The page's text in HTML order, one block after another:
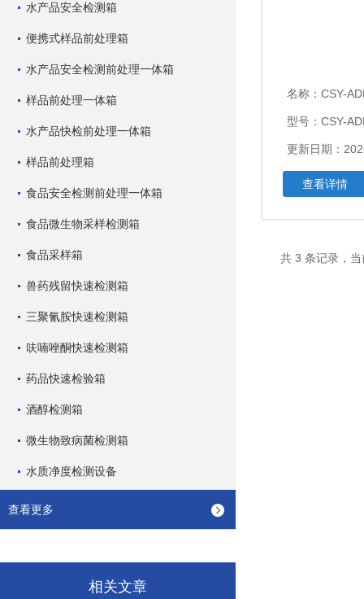
水产品安全检测箱
便携式样品前处理箱
水产品安全检测前处理一体箱
样品前处理一体箱
水产品快检前处理一体箱
样品前处理箱
食品安全检测前处理一体箱
食品微生物采样检测箱
食品采样箱
兽药残留快速检测箱
三聚氰胺快速检测箱
呋喃唑酮快速检测箱
药品快速检验箱
酒醇检测箱
微生物致病菌检测箱
水质净度检测设备
查看更多
相关文章
名称： CSY-ADF716食品
型号：CSY-
更新日期：
查看详情
共 3 条记录，